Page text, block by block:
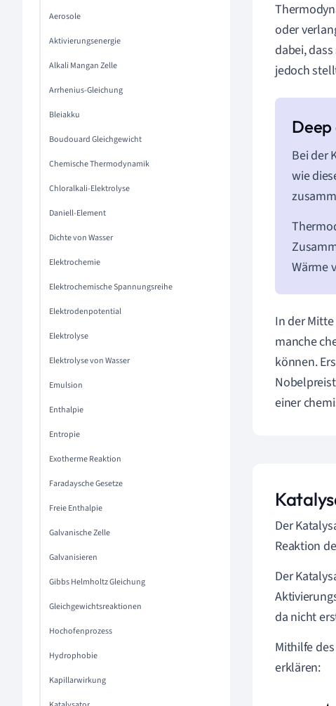
Aerosole
Aktivierungsenergie
Alkali Mangan Zelle
Arrhenius-Gleichung
Bleiakku
Boudouard Gleichgewicht
Chemische Thermodynamik
Chloralkali-Elektrolyse
Daniell-Element
Dichte von Wasser
Elektrochemie
Elektrochemische Spannungsreihe
Elektrodenpotential
Elektrolyse
Elektrolyse von Wasser
Emulsion
Enthalpie
Entropie
Exotherme Reaktion
Faradaysche Gesetze
Freie Enthalpie
Galvanische Zelle
Galvanisieren
Gibbs Helmholtz Gleichung
Gleichgewichtsreaktionen
Hochofenprozess
Hydrophobie
Kapillarwirkung
oder
dabei,
jedoch
Bei der
wie
Wärme
In der
manche
können.
einer
Der
Reaktion
Der
da nicht
Mithilfe
erklären: